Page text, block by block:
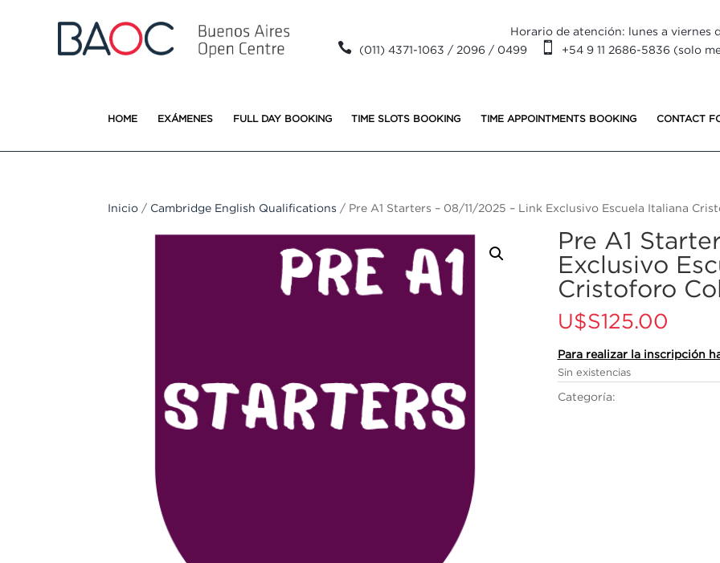
Horario de atención: lunes a viernes
 (011) 4371-1063 / 2096 / 0499  +54 9 11 2686-5836 (solo
HOME EXÁMENES FULL DAY BOOKING TIME SLOTS BOOKING TIME APPOINTMENTS BOOKING CONTACT
Inicio / Cambridge English Qualifications / Pre A1 Starters – 08/11/2025 – Link Exclusivo Escuela Italiana
Pre A1
Exclusivo
Cristoforo
U$S125.00
Para realizar la inscripción
Sin existencias
Categoría: